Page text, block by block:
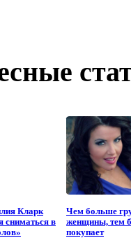
Кларк
сниматься в
Чем больше
женщины, тем
покупает